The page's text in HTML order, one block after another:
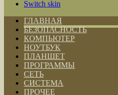
Switch skin
ГЛАВНАЯ
БЕЗОПАСНОСТЬ
КОМПЬЮТЕР
НОУТБУК
ПЛАНШЕТ
ПРОГРАММЫ
СЕТЬ
СИСТЕМА
ПРОЧЕЕ